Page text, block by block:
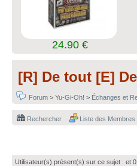
24.90 €
[R] De tout [E]
Forum > Yu-Gi-Oh! > Échanges et
Rechercher Liste des Membres
Utilisateur(s) présent(s) sur ce sujet : et